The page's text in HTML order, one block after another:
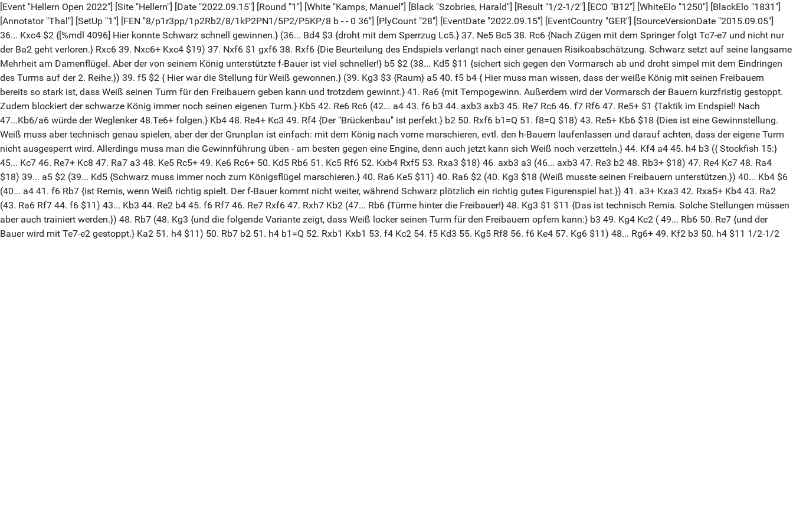
[Event "Hellern Open 2022"] [Site "Hellern"] [Date "2022.09.15"] [Round "1"] [White "Kamps, Manuel"] [Black "Szobries, Harald"] [Result "1/2-1/2"] [ECO "B12"] [WhiteElo "1250"] [BlackElo "1831"]
[Annotator "Thal"] [SetUp "1"] [FEN "8/p1r3pp/1p2Rb2/8/1kP2PN1/5P2/P5KP/8 b - - 0 36"] [PlyCount "28"] [EventDate "2022.09.15"] [EventCountry "GER"] [SourceVersionDate "2015.09.05"]
36... Kxc4 $2 {[%mdl 4096] Hier konnte Schwarz schnell gewinnen.} (36... Bd4 $3 {droht mit dem Sperrzug Lc5.} 37. Ne5 Bc5 38. Rc6 {Nach Zügen mit dem Springer folgt Tc7-e7 und nicht nur
der Ba2 geht verloren.} Rxc6 39. Nxc6+ Kxc4 $19) 37. Nxf6 $1 gxf6 38. Rxf6 {Die Beurteilung des Endspiels verlangt nach einer genauen Risikoabschätzung. Schwarz setzt auf seine langsame
Mehrheit am Damenflügel. Aber der von seinem König unterstützte f-Bauer ist viel schneller!} b5 $2 (38... Kd5 $11 {sichert sich gegen den Vormarsch ab und droht simpel mit dem Eindringen
des Turms auf der 2. Reihe.}) 39. f5 $2 { Hier war die Stellung für Weiß gewonnen.} (39. Kg3 $3 {Raum} a5 40. f5 b4 { Hier muss man wissen, dass der weiße König mit seinen Freibauern
bereits so stark ist, dass Weiß seinen Turm für den Freibauern geben kann und trotzdem gewinnt.} 41. Ra6 {mit Tempogewinn. Außerdem wird der Vormarsch der Bauern kurzfristig gestoppt.
Zudem blockiert der schwarze König immer noch seinen eigenen Turm.} Kb5 42. Re6 Rc6 (42... a4 43. f6 b3 44. axb3 axb3 45. Re7 Rc6 46. f7 Rf6 47. Re5+ $1 {Taktik im Endspiel! Nach
47...Kb6/a6 würde der Weglenker 48.Te6+ folgen.} Kb4 48. Re4+ Kc3 49. Rf4 {Der "Brückenbau" ist perfekt.} b2 50. Rxf6 b1=Q 51. f8=Q $18) 43. Re5+ Kb6 $18 {Dies ist eine Gewinnstellung.
Weiß muss aber technisch genau spielen, aber der der Grunplan ist einfach: mit dem König nach vorne marschieren, evtl. den h-Bauern laufenlassen und darauf achten, dass der eigene Turm
nicht ausgesperrt wird. Allerdings muss man die Gewinnführung üben - am besten gegen eine Engine, denn auch jetzt kann sich Weiß noch verzetteln.} 44. Kf4 a4 45. h4 b3 ({ Stockfish 15:}
45... Kc7 46. Re7+ Kc8 47. Ra7 a3 48. Ke5 Rc5+ 49. Ke6 Rc6+ 50. Kd5 Rb6 51. Kc5 Rf6 52. Kxb4 Rxf5 53. Rxa3 $18) 46. axb3 a3 (46... axb3 47. Re3 b2 48. Rb3+ $18) 47. Re4 Kc7 48. Ra4
$18) 39... a5 $2 (39... Kd5 {Schwarz muss immer noch zum Königsflügel marschieren.} 40. Ra6 Ke5 $11) 40. Ra6 $2 (40. Kg3 $18 {Weiß musste seinen Freibauern unterstützen.}) 40... Kb4 $6
(40... a4 41. f6 Rb7 {ist Remis, wenn Weiß richtig spielt. Der f-Bauer kommt nicht weiter, während Schwarz plötzlich ein richtig gutes Figurenspiel hat.}) 41. a3+ Kxa3 42. Rxa5+ Kb4 43. Ra2
(43. Ra6 Rf7 44. f6 $11) 43... Kb3 44. Re2 b4 45. f6 Rf7 46. Re7 Rxf6 47. Rxh7 Kb2 (47... Rb6 {Türme hinter die Freibauer!} 48. Kg3 $1 $11 {Das ist technisch Remis. Solche Stellungen müssen
aber auch trainiert werden.}) 48. Rb7 (48. Kg3 {und die folgende Variante zeigt, dass Weiß locker seinen Turm für den Freibauern opfern kann:} b3 49. Kg4 Kc2 ( 49... Rb6 50. Re7 {und der
Bauer wird mit Te7-e2 gestoppt.} Ka2 51. h4 $11) 50. Rb7 b2 51. h4 b1=Q 52. Rxb1 Kxb1 53. f4 Kc2 54. f5 Kd3 55. Kg5 Rf8 56. f6 Ke4 57. Kg6 $11) 48... Rg6+ 49. Kf2 b3 50. h4 $11 1/2-1/2